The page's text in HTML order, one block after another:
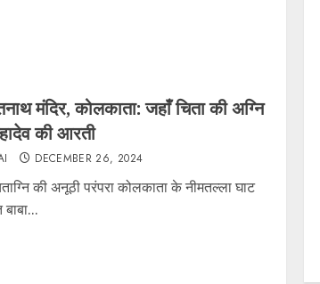
मंदिर, कोलकाता: जहाँ चिता की अग्नि
की आरती
DECEMBER 26, 2024
की अनूठी परंपरा ​कोलकाता के नीमतल्ला घाट